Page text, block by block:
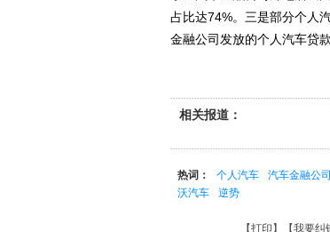
占比达74%。三是部分个人
金融公司发放的个人汽车贷
相关报道：
热词： 个人汽车 汽车金融公司
沃汽车
逆势
【打印 】【我要纠